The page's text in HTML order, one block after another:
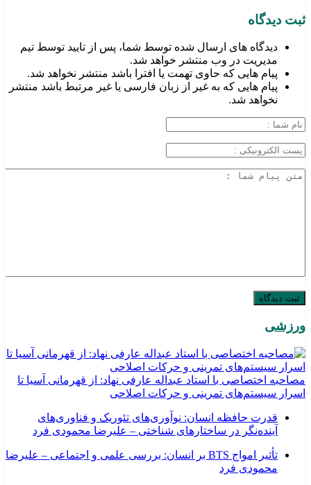
ثبت دیدگاه
دیدگاه های ارسال شده توسط شما، پس از تایید توسط تیم
مدیریت در وب منتشر خواهد شد.
پیام هایی که حاوی تهمت یا افترا باشد منتشر نخواهد شد.
پیام هایی که به غیر از زبان فارسی یا غیر مرتبط باشد منتشر
نخواهد شد.
ورزشی
مصاحبه اختصاصی با استاد عبداله عارفی نهاد: از قهرمانی آسیا تا
اسرار سیستم‌های تمرینی و حرکات اصلاحی
قدرت حافظه انسان: نوآوری‌های تئوریک و فناوری‌های
آینده‌نگر در ساختارهای شناختی – علیرضا محمودی فرد
تأثیر امواج BTS بر انسان: بررسی علمی و اجتماعی – علیرضا
محمودی فرد